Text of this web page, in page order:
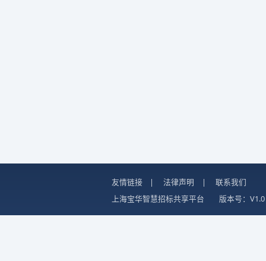
友情链接 | 法律声明 |
联系我们
上海宝华智慧招标共享平台
版本号：V1.0